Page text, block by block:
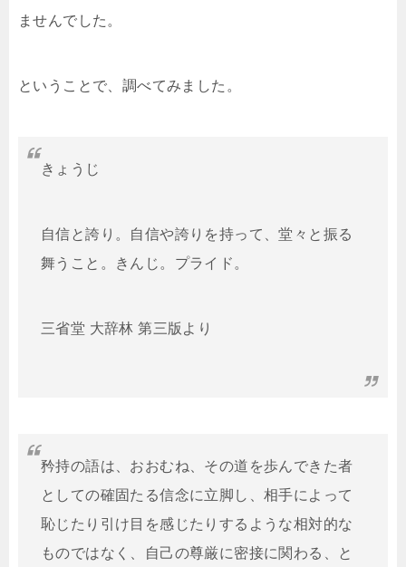
ませんでした。
ということで、調べてみました。
きょうじ
自信と誇り。自信や誇りを持って、堂々と振る
舞うこと。きんじ。プライド。
三省堂 大辞林 第三版より
矜持の語は、おおむね、その道を歩んできた者
としての確固たる信念に立脚し、相手によって
恥じたり引け目を感じたりするような相対的な
ものではなく、自己の尊厳に密接に関わる、と